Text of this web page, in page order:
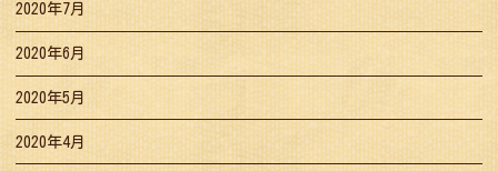
2020年7月
2020年6月
2020年5月
2020年4月